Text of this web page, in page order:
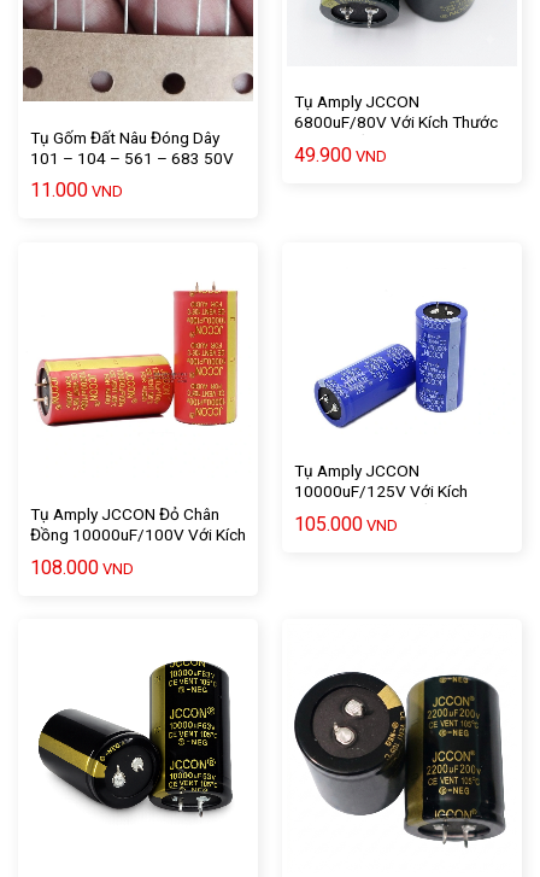
Tụ Gốm Đất Nâu Đóng Dây
101 – 104 – 561 – 683 50V
Loại Xịn (20 Cái)
11.000 VND
Tụ Amply JCCON
6800uF/80V Với Kích Thước
5 X 3 Chất Lượng Cao – 1 Cái
49.900 VND
Tụ Amply JCCON Đỏ Chân
Đồng 10000uF/100V Với Kích
108.000 VND
Tụ Amply JCCON
10000uF/125V Với Kích
Cao – 1 Cái
105.000 VND